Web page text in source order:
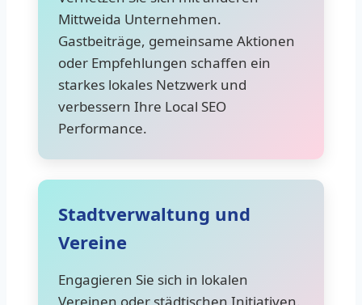
Mittweida Unternehmen.
Gastbeiträge, gemeinsame Aktionen
oder Empfehlungen schaffen ein
starkes lokales Netzwerk und
verbessern Ihre Local SEO
Performance.
Stadtverwaltung und
Vereine
Engagieren Sie sich in lokalen